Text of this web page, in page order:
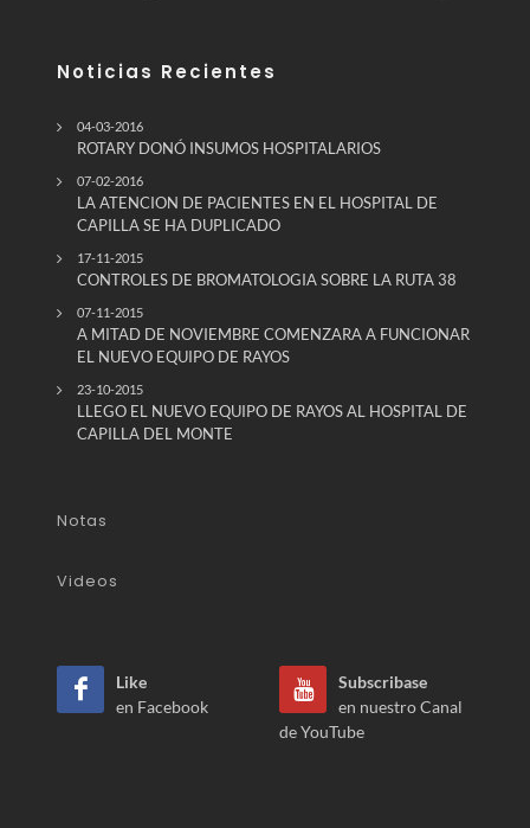
Noticias Recientes
04-03-2016
ROTARY DONÓ INSUMOS HOSPITALARIOS
07-02-2016
LA ATENCION DE PACIENTES EN EL HOSPITAL DE
CAPILLA SE HA DUPLICADO
17-11-2015
CONTROLES DE BROMATOLOGIA SOBRE LA RUTA 38
07-11-2015
A MITAD DE NOVIEMBRE COMENZARA A FUNCIONAR
EL NUEVO EQUIPO DE RAYOS
23-10-2015
LLEGO EL NUEVO EQUIPO DE RAYOS AL HOSPITAL DE
CAPILLA DEL MONTE
Notas
Videos
Like
en Facebook
Subscribase
en nuestro Canal
de YouTube